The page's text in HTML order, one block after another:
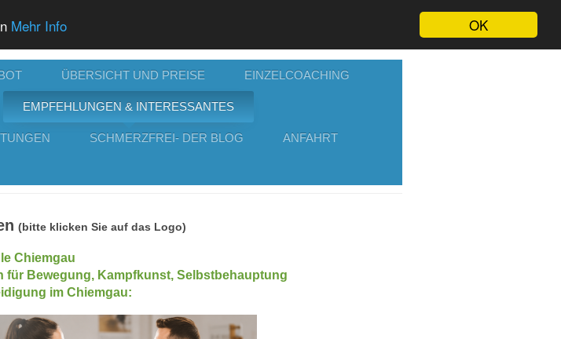
OK
Mehr Info
ÜBERSICHT UND PREISE EINZELCOACHING
EMPFEHLUNGEN & INTERESSANTES
SCHMERZFREI- DER BLOG ANFAHRT
(bitte klicken Sie auf das Logo)
Chiemgau
für Bewegung, Kampfkunst, Selbstbehauptung
im Chiemgau: